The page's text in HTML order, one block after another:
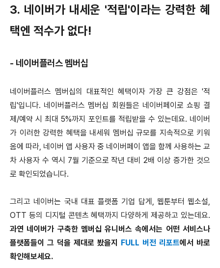
3. 네이버가 내세운 '적립'이라는 강력한 혜
택엔 적수가 없다!
- 네이버플러스 멤버십
네이버플러스 멤버십의 대표적인 혜택이자 가장 큰 강점은 '적
립'입니다. 네이버플러스 멤버십 회원들은 네이버페이로 쇼핑 결
제/예약 시 최대 5%까지 포인트를 적립받을 수 있는데요. 네이버
가 이러한 강력한 혜택을 내세워 멤버십 규모를 지속적으로 키워
옴에 따라, 네이버 앱 사용자 중 네이버페이 앱을 함께 사용하는 교
차 사용자 수 역시 7월 기준으로 작년 대비 2배 이상 증가한 것으
로 확인되었습니다.
그리고 네이버는 국내 대표 플랫폼 기업 답게, 웹툰부터 웹소설,
OTT 등의 디지털 콘텐츠 혜택까지 다양하게 제공하고 있는데요.
과연 네이버가 구축한 멤버십 유니버스 속에서는 어떤 서비스나
플랫폼들이 그 덕을 제대로 봤을지 FULL 버전 리포트에서 바로
확인해보세요.